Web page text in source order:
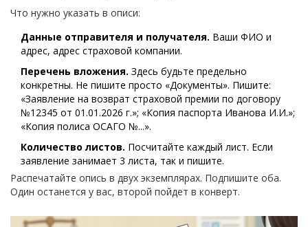
Что нужно указать в описи:
Данные отправителя и получателя. Ваши ФИО и
адрес, адрес страховой компании.
Перечень вложения. Здесь будьте предельно
конкретны. Не пишите просто «Документы». Пишите:
«Заявление на возврат страховой премии по договору
№12345 от 01.01.2026 г.»; «Копия паспорта Иванова И.И.»;
«Копия полиса ОСАГО №...».
Количество листов. Посчитайте каждый лист. Если
заявление занимает 3 листа, так и пишите.
Распечатайте опись в двух экземплярах. Подпишите оба.
Один останется у вас, второй пойдет в конверт.